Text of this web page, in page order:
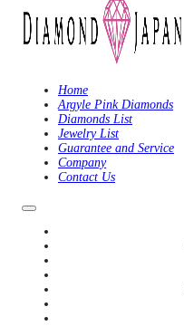
Home
Argyle Pink Diamonds
Diamonds List
Jewelry List
Guarantee and Service
Company
Contact Us